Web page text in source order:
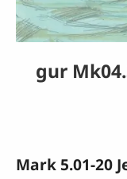
gur
Mark 5.01-20